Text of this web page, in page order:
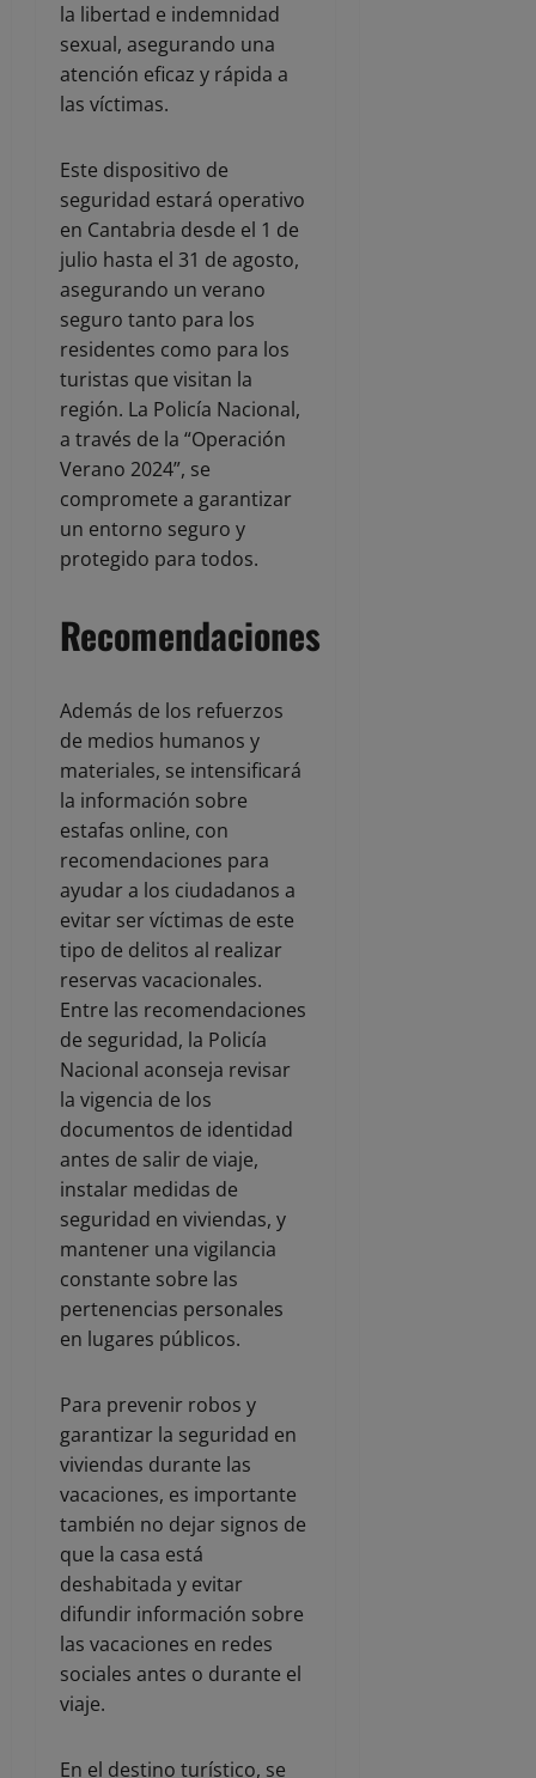
la libertad e indemnidad
sexual, asegurando una
atención eficaz y rápida a
las víctimas.
Este dispositivo de
seguridad estará operativo
en Cantabria desde el 1 de
julio hasta el 31 de agosto,
asegurando un verano
seguro tanto para los
residentes como para los
turistas que visitan la
región. La Policía Nacional,
a través de la “Operación
Verano 2024”, se
compromete a garantizar
un entorno seguro y
protegido para todos.
Recomendaciones
Además de los refuerzos
de medios humanos y
materiales, se intensificará
la información sobre
estafas online, con
recomendaciones para
ayudar a los ciudadanos a
evitar ser víctimas de este
tipo de delitos al realizar
reservas vacacionales.
Entre las recomendaciones
de seguridad, la Policía
Nacional aconseja revisar
la vigencia de los
documentos de identidad
antes de salir de viaje,
instalar medidas de
seguridad en viviendas, y
mantener una vigilancia
constante sobre las
pertenencias personales
en lugares públicos.
Para prevenir robos y
garantizar la seguridad en
viviendas durante las
vacaciones, es importante
también no dejar signos de
que la casa está
deshabitada y evitar
difundir información sobre
las vacaciones en redes
sociales antes o durante el
viaje.
En el destino turístico, se